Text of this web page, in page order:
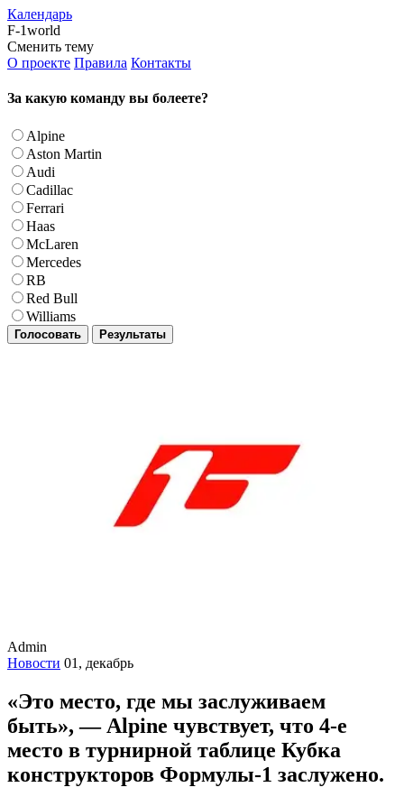
Календарь
F-1world
Сменить тему
О проекте Правила Контакты
За какую команду вы болеете?
Alpine
Aston Martin
Audi
Cadillac
Ferrari
Haas
McLaren
Mercedes
RB
Red Bull
Williams
Голосовать Результаты
Admin
Новости 01, декабрь
«Это место, где мы заслуживаем
быть», — Alpine чувствует, что 4-е
место в турнирной таблице Кубка
конструкторов Формулы-1 заслужено.